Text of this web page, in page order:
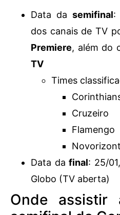
Data da semifinal:
dos canais de TV
Premiere, além do
TV
Times
Cruzeiro
Flamengo
Data dafinal: 25/
Globo (TV aberta)
Onde assistir